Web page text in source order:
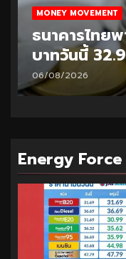
MONEY MOVEMENT
ธนาคารไทย
บาทวันนี้
06/08/2026
Energy Force